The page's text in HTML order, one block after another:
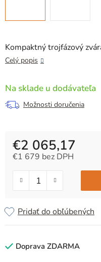
Kompaktný trojfázový
Celý popis
Na sklade u dodávateľa
Možnosti doručenia
€2 065,17
€1 679 bez DPH
Pridať do obľúbených
Doprava ZDARMA